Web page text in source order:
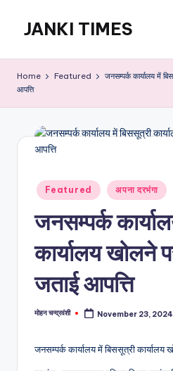
content
JANKI TIMES
Web
Home Featured
जनसम्पर्क कार्यालय में
आपत्ति
Posted
in
Featured अपना दरभंगा
जनसम्पर्क
कार्यालय खोलने
जताई आपत्ति
Posted
मोहन चन्द्रवंशी November 23, 2024
जनसम्पर्क कार्यालय में बिससूत्री कार्यालय